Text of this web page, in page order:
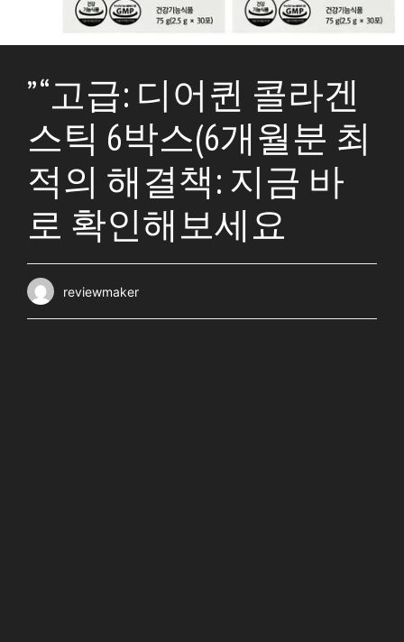
” “고급: 디어퀸 콜라겐
스틱 6박스(6개월분 최
적의 해결책: 지금 바
로 확인해보세요
reviewmaker